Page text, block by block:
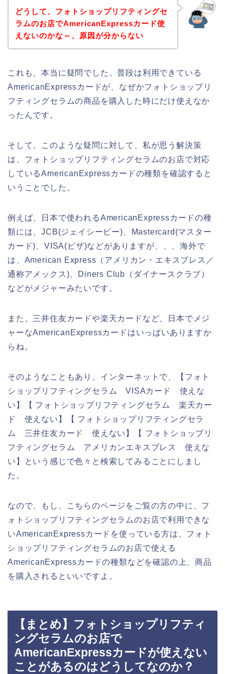
どうして、フォトショップリフティングセ
ラムのお店でAmericanExpressカード使
えないのかな～、原因が分からない
これも、本当に疑問でした。普段は利用できている
AmericanExpressカードが、なぜかフォトショップリ
フティングセラムの商品を購入した時にだけ使えなか
ったんです。
そして、このような疑問に対して、私が思う解決策
は、フォトショップリフティングセラムのお店で対応
しているAmericanExpressカードの種類を確認すると
いうことでした。
例えば、日本で使われるAmericanExpressカードの種
類には、JCB(ジェイシービー)、Mastercard(マスター
カード)、VISA(ビザ)などがありますが、、、海外で
は、American Express（アメリカン・エキスプレス／
通称アメックス)、Diners Club（ダイナースクラブ）
などがメジャーみたいです。
また、三井住友カードや楽天カードなど、日本でメジ
ャーなAmericanExpressカードはいっぱいありますか
らね。
そのようなこともあり、インターネットで、【フォト
ショップリフティングセラム VISAカード 使えな
い】【 フォトショップリフティングセラム 楽天カー
ド 使えない】【 フォトショップリフティングセラ
ム 三井住友カード 使えない】【 フォトショップリ
フティングセラム アメリカンエキスプレス 使えな
い】という感じで色々と検索してみることにしまし
た。
なので、もし、こちらのページをご覧の方の中に、フ
ォトショップリフティングセラムのお店で利用できな
いAmericanExpressカードを使っている方は、フォト
ショップリフティングセラムのお店で使える
AmericanExpressカードの種類などを確認の上、商品
を購入されるといいですよ。
【まとめ】フォトショップリフティ
ングセラムのお店で
AmericanExpressカードが使えない
ことがあるのはどうしてなのか？